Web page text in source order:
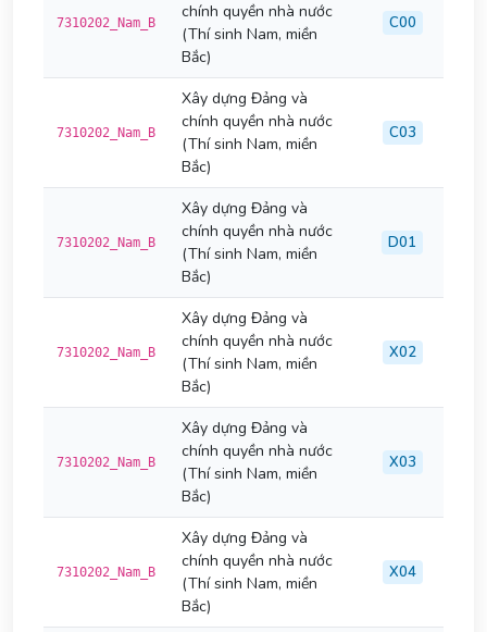
7310202_Nam_B
chính quyền nhà nước
(Thí sinh Nam, miền
Bắc)
C00
7310202_Nam_B
Xây dựng Đảng và
chính quyền nhà nước
(Thí sinh Nam, miền
Bắc)
C03
7310202_Nam_B
Xây dựng Đảng và
chính quyền nhà nước
(Thí sinh Nam, miền
Bắc)
D01
7310202_Nam_B
Xây dựng Đảng và
chính quyền nhà nước
(Thí sinh Nam, miền
Bắc)
X02
7310202_Nam_B
Xây dựng Đảng và
chính quyền nhà nước
(Thí sinh Nam, miền
Bắc)
X03
7310202_Nam_B
Xây dựng Đảng và
chính quyền nhà nước
(Thí sinh Nam, miền
Bắc)
X04